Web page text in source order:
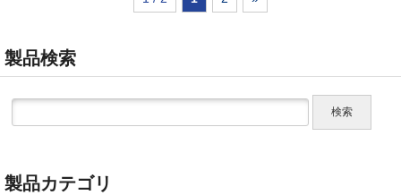
製品検索
製品カテゴリ